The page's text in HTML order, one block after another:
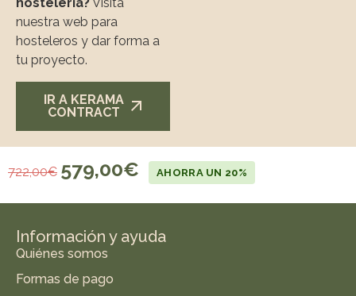
nuestra web para
hosteleros y dar forma a
tu proyecto.
IR A KERAMA
CONTRACT
722,00€ 579,00€ AHORRA UN 20%
Información y ayuda
Quiénes somos
Formas de pago